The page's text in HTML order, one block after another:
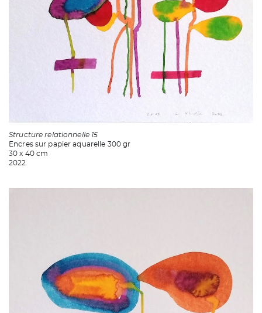
Structure relationnelle 15
Encres sur papier aquarelle 300 gr
30 x 40 cm
2022